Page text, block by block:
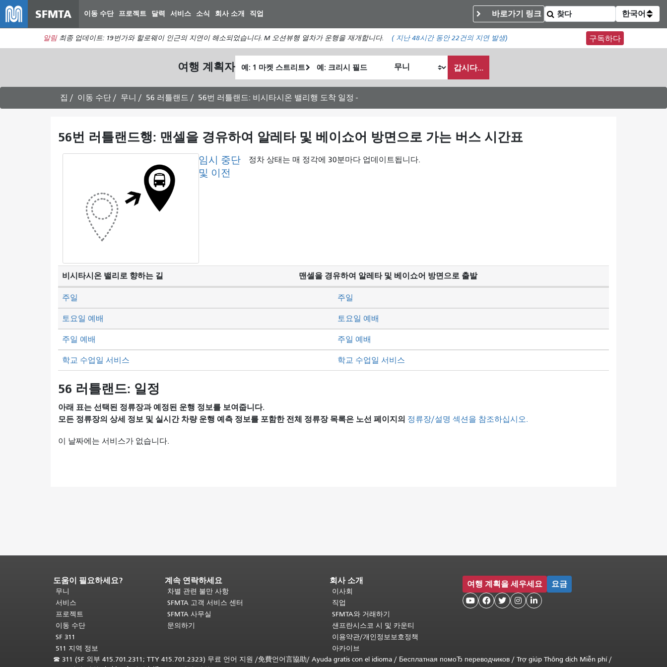
컨
텐
츠
로
건
너
뛰
SFMTA 이동 수단 프로젝트 달력 서비스 소식 회사 소개 직업 바로가기 링크 한국어
알림 최종 업데이트: 19번가와 할로웨이 인근의 지연이 해소되었습니다. M 오션뷰행 열차가 운행을 재개합니다. ( 지난 48시간 동안22건의 지연 발생) 구독하다
여행 계획자
위
치
위
치
내
가
행
고
싶
은
갑시다...
집 이동 수단 무니 56 러틀랜드 56번 러틀랜드: 비시타시온 밸리행 도착 일정 -
56번 러틀랜드행: 맨셀을 경유하여 알레타 및 베이쇼어 방면으로 가는 버스 시간표
임시 중단
및 이전
정차 상태는 매 정각에 30분마다 업데이트됩니다.
비시타시온 밸리로 향하는 길 맨셀을 경유하여 알레타 및 베이쇼어 방면으로 출발
토요일 예배 토요일 예배
주일 예배 주일 예배
주일 주일
학교 수업일 서비스 학교 수업일 서비스
56 러틀랜드: 일정
아래 표는 선택된 정류장과 예정된 운행 정보를 보여줍니다.
모든 정류장의 상세 정보 및 실시간 차량 운행 예측 정보를 포함한 전체 정류장 목록은 노선 페이지의 정류장/설명 섹션을 참조하십시오.
이 날짜에는 서비스가 없습니다.
페
이
지
내
용
끝
다. 이
도움이 필요하세요?
무니
서비스
프로젝트
이동 수단
SF 311
511 지역 정보
계속 연락하세요
차별 관련 불만 사항
SFMTA 고객 서비스 센터
SFMTA 사무실
문의하기
회사 소개
이사회
직업
SFMTA와 거래하기
샌프란시스코 시 및 카운티
이용약관/개인정보보호정책
아카이브
여행 계획을 세우세요 요금
    
☎ 311 (SF 외부 415.701.2311; TTY 415.701.2323) 무료 언어 지원 /免費언어言協助/ Ayuda gratis con el idioma / Бесплатная помоЂ переводчиков / Trợ giúp Thông dịch Miễn phí/